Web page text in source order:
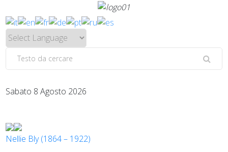
Sabato 8 Agosto 2026
Nellie Bly (1864 – 1922)